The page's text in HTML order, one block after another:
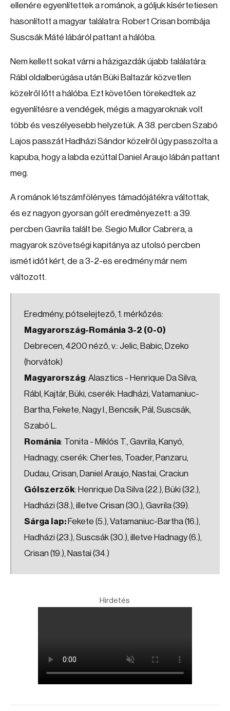
ellenére egyenlítettek a románok, a góljuk kísértetiesen
hasonlított a magyar találatra: Robert Crisan bombája
Suscsák Máté lábáról pattant a hálóba.
Nem kellett sokat várni a házigazdák újabb találatára:
Rábl oldalberúgása után Büki Baltazár közvetlen
közelről lőtt a hálóba. Ezt követően törekedtek az
egyenlítésre a vendégek, mégis a magyaroknak volt
több és veszélyesebb helyzetük. A 38. percben Szabó
Lajos passzát Hadházi Sándor közelről úgy passzolta a
kapuba, hogy a labda ezúttal Daniel Araujo lábán pattant
meg.
A románok létszámfölényes támadójátékra váltottak,
és ez nagyon gyorsan gólt eredményezett: a 39.
percben Gavrila talált be. Segio Mullor Cabrera, a
magyarok szövetségi kapitánya az utolsó percben
ismét időt kért, de a 3-2-es eredmény már nem
változott.
Eredmény, pótselejtező, 1. mérkőzés:
Magyarország-Románia 3-2 (0-0)
Debrecen, 4200 néző, v.: Jelic, Babic, Dzeko
(horvátok)
Magyarország: Alasztics - Henrique Da Silva,
Rábl, Kajtár, Büki, cserék: Hadházi, Vatamaniuc-
Bartha, Fekete, Nagy I., Bencsik, Pál, Suscsák,
Szabó L.
Románia: Tonita - Miklós T., Gavrila, Kanyó,
Hadnagy, cserék: Chertes, Toader, Panzaru,
Dudau, Crisan, Daniel Araujo, Nastai, Craciun
Gólszerzők: Henrique Da Silva (22.), Büki (32.),
Hadházi (38.), illetve Crisan (30.), Gavrila (39).
Sárga lap: Fekete (5.), Vatamaniuc-Bartha (16.),
Hadházi (23.), Suscsák (30.), illetve Hadnagy (6.),
Crisan (19.), Nastai (34.)
Hirdetés